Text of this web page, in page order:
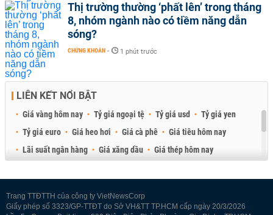
Thị trường thường ‘phất lên’ trong tháng
8, nhóm ngành nào có tiềm năng dẫn
sóng?
CHỨNG KHOÁN - 1 phút trước
LIÊN KẾT NỔI BẬT
Giá vàng hôm nay Tỷ giá ngoại tệ Tỷ giá usd
Tỷ giá yen
Tỷ giá euro
Giá heo hơi Giá cà phê
Giá tiêu hôm nay
Lãi suất ngân hàng
Giá xăng dầu
Giá thép hôm nay
Trang TTĐTTH của công ty VietNewsCorp
Giấy phép số 3323/GP-TTĐT do Sở VH&TT TP.HCM cấp ngày 20/3/2026